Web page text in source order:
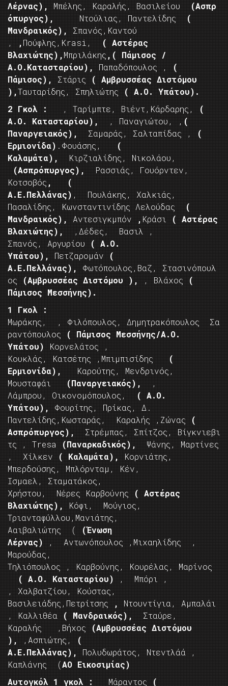
Λέρνας),
Μπέλης, Καραλής, Βασιλείου
(Ασπρ
όπυργος),
Ντούλιας, Παντελίδης
(
Μανδραικός),
Σπανός,Καντού
,
,Πούφλης,Krasi,
( Αστέρας
Βλαχιώτης),Μπριλάκης ,( Πάμισος /
Α.Ο.Κατασταρίου),
Παπαδόπουλος ,
(
Πάμισος), Στάρις
( Αμβρυσσέας Διστόμου
),Ταυταρίδης, Σπηλιώτης
( Α.Ο. Υπάτου).
2 Γκολ :
, Ταρίμπτε, Βιέντ,Κάρδαρης,
(
Α.Ο. Κατασταρίου),
, Παναγιώτου, , (
Παναργειακός),
Σαμαράς, Σαλταπίδας ,
(
Ερμιονίδα) .Φουάσης,
(
Καλαμάτα),
Κιρζιαλίδης, Νικολάου,
(Ασπρόπυργος),
Ρασσιάς, Γουόρντεν,
Κοτσοβός ,
(
Α.Ε.Πελλάνας) , Πουλάκης, Χαλκιάς,
Πασαλίδης, Κωνσταντινίδης Λελούδας
(
Μανδραικός),
Αντεσιγκμπόν , Κράσι
( Αστέρας
Βλαχιώτης),
,Δέδες, Βασιλ ,
Σπανός, Αργυρίου
( Α.Ο.
Υπάτου),
Πετζαρομάν
(
Α.Ε.Πελλάνας),
Φωτόπουλος,Βαζ, Στασινόπουλ
ος
(Αμβρυσσέας Διστόμου ), , Βλάχος
(
Πάμισος Μεσσήνης).
1 Γκολ :
Μωράκης, , Φιλόπουλος, Δημητρακόπουλος Σα
ραντόπουλος
( Πάμισος Μεσσήνης/Α.Ο.
Υπάτου) Κορνελάτος ,
Κουκλάς, Κατσέτης ,Μπιμπισίδης
(
Ερμιονίδα),
Καρούτης, Μενδρινός,
Μουσταφάι
(Παναργειακός),
,
Λάμπρου, Οικονομόπουλος,
( Α.Ο.
Υπάτου),
Φουρίτης, Πρίκας, Δ.
Παντελίδης,Κωσταράς, Καραλής ,Ζώνας
(
Ασπρόπυργος),
Στρέμπας, Σπίτζος, Βίγκνιεβι
τς , Tresa
(Παναρκαδικός),
Ψάνης, Μαρτίνες
, Χίλκεν
( Καλαμάτα),
Κορνιάτης,
Μπερδούσης, Μπλόρνταμ, Κέν,
Ισμαελ, Σταματάκος,
Χρήστου, Νέρες Καρβούνης
( Αστέρας
Βλαχιώτης),
Κόφι, Μούγιος,
Τριανταφύλλου,Μανιάτης,
Ααιβαλιώτης (
(Ένωση
Λέρνας) , Αντωνόπουλος ,Μιχαηλίδης ,
Μαρούδας,
Τηλιόπουλος , Καρβούνης, Κουρέλας, Μαρίνος
( Α.Ο. Κατασταρίου) , Μπόρι ,
, Χαλβατζίου, Κούστας,
Βασιλειάδης,Πετρίτσης ,
Ντουντίγια, Αμπαλάι
, Καλλιθέα ( Μανδραικός),
Σταύρε,
Καραλής ,Βήχος
(Αμβρυσσέας Διστόμου
),
,Ασπιώτης,
(
Α.Ε.Πελλάνας), Πολυδωράτος, Ντεντλάά ,
Καπλάνης (ΑΟ Εικοσιμίας)
Αυτογκόλ 1 γκολ :
Μάραντος (